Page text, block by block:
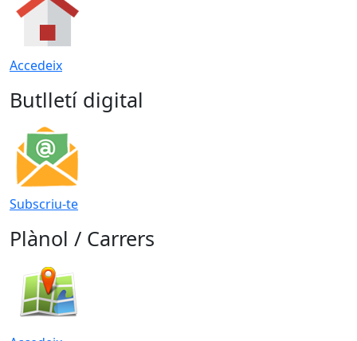
Accedeix
Butlletí digital
Subscriu-te
Plànol / Carrers